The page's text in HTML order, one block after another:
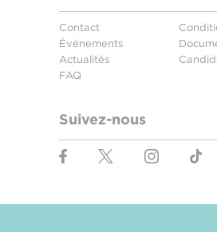
Contact
Événements
Actualités
FAQ
Suivez-nous